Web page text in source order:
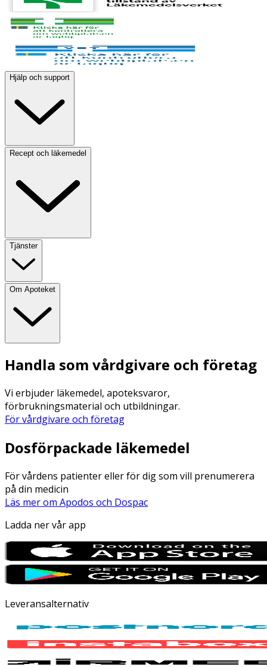
Hjälp och support
Recept och läkemedel
Tjänster
Om Apoteket
Handla som vårdgivare och företag
Vi erbjuder läkemedel, apoteksvaror,
förbrukningsmaterial och utbildningar.
För vårdgivare och företag
Dosförpackade läkemedel
För vårdens patienter eller för dig som vill prenumerera
på din medicin
Läs mer om Apodos och Dospac
Ladda ner vår app
Leveransalternativ